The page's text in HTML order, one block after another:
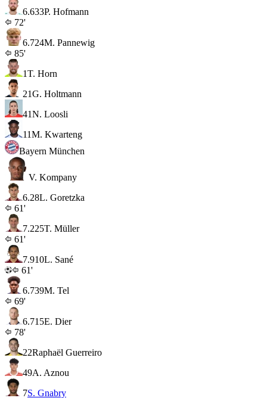
6.633P. Hofmann
72'
6.724M. Pannewig
85'
1T. Horn
21G. Holtmann
41N. Loosli
11M. Kwarteng
Bayern München
V. Kompany
6.28L. Goretzka
61'
7.225T. Müller
61'
7.910L. Sané
61'
6.739M. Tel
69'
6.715E. Dier
78'
22Raphaël Guerreiro
49A. Aznou
7S. Gnabry